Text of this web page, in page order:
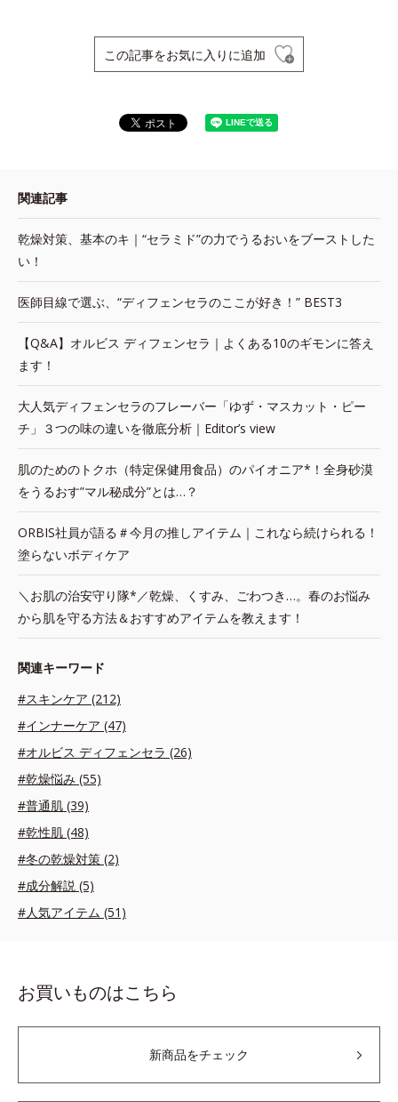
この記事をお気に入りに追加
関連記事
乾燥対策、基本のキ｜“セラミド”の力でうるおいをブーストした
い！
医師目線で選ぶ、“ディフェンセラのここが好き！” BEST3
【Q&A】オルビス ディフェンセラ｜よくある10のギモンに答え
ます！
大人気ディフェンセラのフレーバー「ゆず・マスカット・ピー
チ」３つの味の違いを徹底分析｜Editor’s view
肌のためのトクホ（特定保健用食品）のパイオニア*！全身砂漠
をうるおす”マル秘成分”とは…？
ORBIS社員が語る＃今月の推しアイテム｜これなら続けられる！
塗らないボディケア
＼お肌の治安守り隊*／乾燥、くすみ、ごわつき…。春のお悩み
から肌を守る方法＆おすすめアイテムを教えます！
関連キーワード
#スキンケア (212)
#インナーケア (47)
#オルビス ディフェンセラ (26)
#乾燥悩み (55)
#普通肌 (39)
#乾性肌 (48)
#冬の乾燥対策 (2)
#成分解説 (5)
#人気アイテム (51)
お買いものはこちら
新商品をチェック